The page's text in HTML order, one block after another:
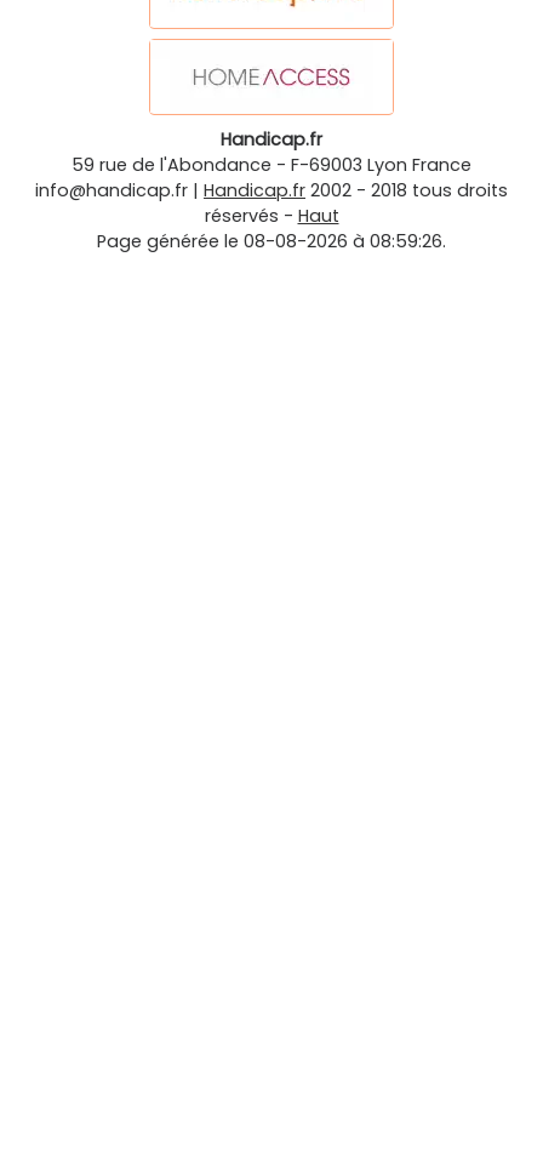
Handicap.fr
59 rue de l'Abondance - F-69003 Lyon France
info@handicap.fr | Handicap.fr 2002 - 2018 tous droits
réservés - Haut
Page générée le 08-08-2026 à 08:59:26.